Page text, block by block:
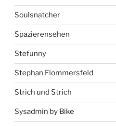
Soulsnatcher
Spazierensehen
Stefunny
Stephan Flommersfeld
Strich und Strich
Sysadmin by Bike